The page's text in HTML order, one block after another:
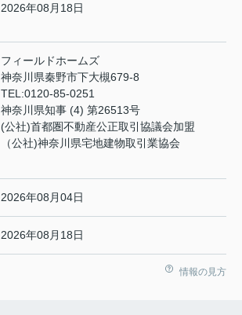
2026年08月18日
フィールドホームズ
神奈川県秦野市下大槻679-8
TEL:0120-85-0251
神奈川県知事 (4) 第26513号
(公社)首都圏不動産公正取引協議会加盟
（公社)神奈川県宅地建物取引業協会
2026年08月04日
2026年08月18日
情報の見方